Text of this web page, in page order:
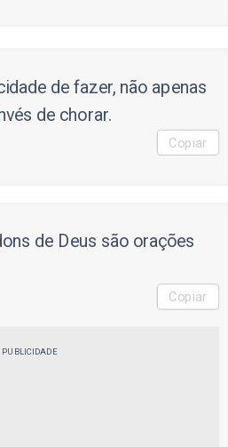
de fazer, não apenas
de chorar.
Copiar
de Deus são orações
Copiar
PUBLICIDADE